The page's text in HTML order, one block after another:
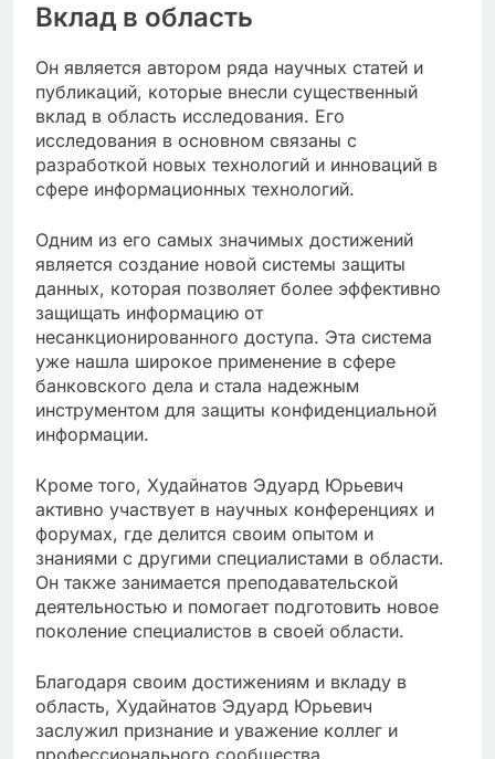
Вклад в область
Он является автором ряда научных статей и
публикаций, которые внесли существенный
вклад в область исследования. Его
исследования в основном связаны с
разработкой новых технологий и инноваций в
сфере информационных технологий.
Одним из его самых значимых достижений
является создание новой системы защиты
данных, которая позволяет более эффективно
защищать информацию от
несанкционированного доступа. Эта система
уже нашла широкое применение в сфере
банковского дела и стала надежным
инструментом для защиты конфиденциальной
информации.
Кроме того, Худайнатов Эдуард Юрьевич
активно участвует в научных конференциях и
форумах, где делится своим опытом и
знаниями с другими специалистами в области.
Он также занимается преподавательской
деятельностью и помогает подготовить новое
поколение специалистов в своей области.
Благодаря своим достижениям и вкладу в
область, Худайнатов Эдуард Юрьевич
заслужил признание и уважение коллег и